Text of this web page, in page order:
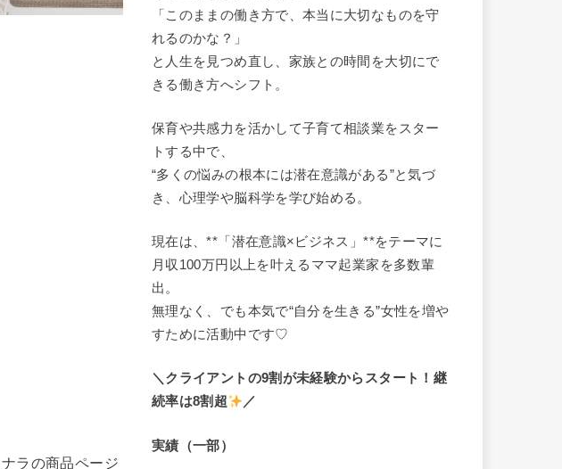
ラの商品ページ
「このままの働き方で、本当に大切なものを守
れるのかな？」
と人生を見つめ直し、家族との時間を大切にで
きる働き方へシフト。
保育や共感力を活かして子育て相談業をスター
トする中で、
“多くの悩みの根本には潜在意識がある”と気づ
き、心理学や脳科学を学び始める。
現在は、**「潜在意識×ビジネス」**をテーマに
月収100万円以上を叶えるママ起業家を多数輩
出。
無理なく、でも本気で“自分を生きる”女性を増や
すために活動中です♡
＼クライアントの9割が未経験からスタート！継
続率は8割超
／
実績（一部）